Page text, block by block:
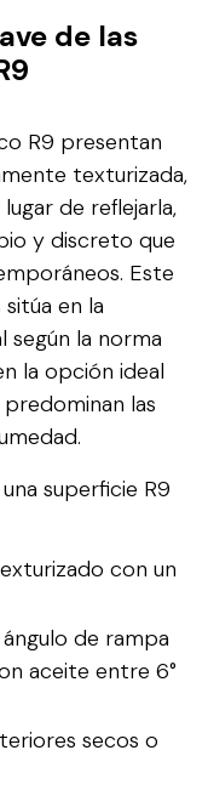
de las
R9 presentan
texturizada,
de reflejarla,
y discreto que
Este
en la
según la norma
la opción ideal
las
superficie R9
con un
de rampa
aceite entre 6°
secos o